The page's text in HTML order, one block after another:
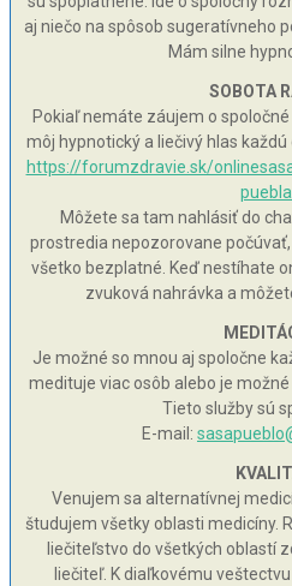
aj niečo na spôsob sugeratívneho
Mám silne
SOBOTA
Pokiaľ nemáte záujem o
môj hypnotický a liečivý hlas
https://forumzdravie.sk/
Môžete sa tam nahlásiť do
prostredia nepozorovane
všetko bezplatné. Keď nestíhate
zvuková nahrávka a
Je možné so mnou aj spoločne
medituje viac osôb alebo je
Tieto služby sú
E-mail:
Venujem sa alternatívnej
študujem všetky oblasti medicíny.
liečiteľstvo do všetkých oblastí
liečiteľ. K diaľkovému